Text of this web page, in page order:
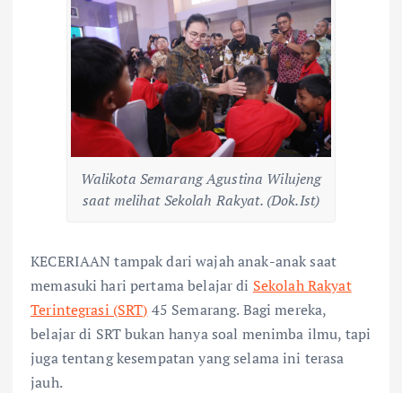
Walikota Semarang Agustina Wilujeng
saat melihat Sekolah Rakyat. (Dok.Ist)
KECERIAAN tampak dari wajah anak-anak saat
memasuki hari pertama belajar di Sekolah Rakyat
Terintegrasi (SRT) 45 Semarang. Bagi mereka,
belajar di SRT bukan hanya soal menimba ilmu, tapi
juga tentang kesempatan yang selama ini terasa
jauh.